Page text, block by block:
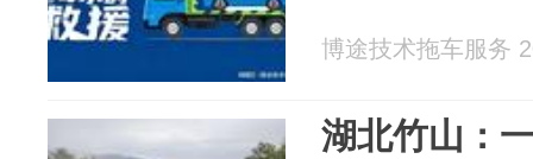
博途技术拖车服务
湖北竹山：